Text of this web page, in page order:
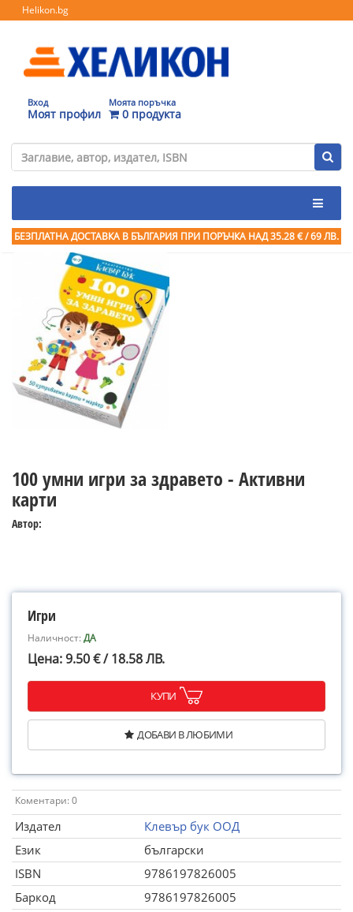
Helikon.bg
Вход
Моят профил
Моята поръчка
0 продукта
БЕЗПЛАТНА ДОСТАВКА В БЪЛГАРИЯ ПРИ ПОРЪЧКА НАД 35.28 € / 69 ЛВ.
100 умни игри за здравето - Активни
карти
Автор:
Игри
Наличност:ДА
Цена: 9.50 € / 18.58 ЛВ.
КУПИ
ДОБАВИ В ЛЮБИМИ
Коментари: 0
Издател
Клевър бук ООД
Език
български
ISBN
9786197826005
Баркод
9786197826005